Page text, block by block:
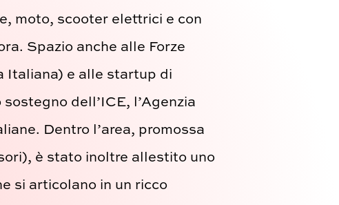
moto, scooter elettrici e con
Spazio anche alle Forze
Italiana) e alle startup di
dell’ICE, l’Agenzia
Dentro l’area, promossa
è stato inoltre allestito uno
si articolano in un ricco